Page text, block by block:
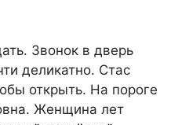
Звонок в дверь
деликатно. Стас
открыть. На пороге
Женщина лет